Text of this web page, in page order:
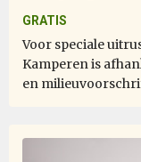
expedition team
the lecture was
this expedition
GRATIS
Voor speciale
Kamperen is
en